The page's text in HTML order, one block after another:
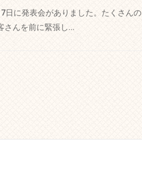
日に発表会がありました。たくさんの
さんを前に緊張し...